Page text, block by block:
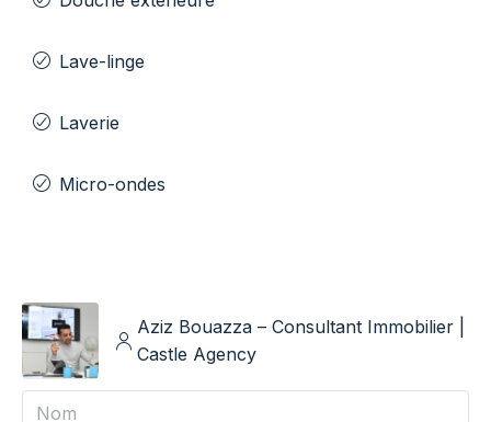
Lave-linge
Laverie
Micro-ondes
Aziz Bouazza – Consultant Immobilier |
Castle Agency